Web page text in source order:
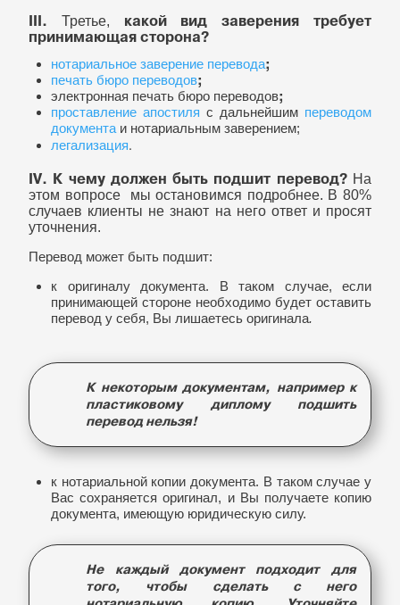
III. Третье, какой вид заверения требует
принимающая сторона?
нотариальное заверение перевода;
печать бюро переводов;
электронная печать бюро переводов;
проставление апостиля с дальнейшим переводом
документаи нотариальным заверением;
легализация.
IV. К чему должен быть подшит перевод?На
этом вопросе мы остановимся подробнее. В 80%
случаев клиенты не знают на него ответ и просят
уточнения.
Перевод может быть подшит:
к оригиналу документа. В таком случае, если
принимающей стороне необходимо будет оставить
перевод у себя, Вы лишаетесь оригинала.
К некоторым документам, например к
пластиковому диплому подшить
перевод нельзя!
к нотариальной копии документа. В таком случае у
Вас сохраняется оригинал, и Вы получаете копию
документа, имеющую юридическую силу.
Не каждый документ подходит для
того, чтобы сделать с него